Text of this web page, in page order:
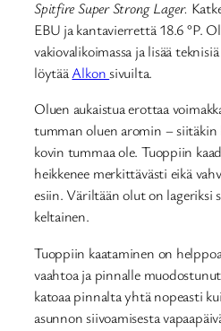
Spitfire Super Strong Lager.
EBU ja kantavierrettä 18.6 °P.
vakiovalikoimassa ja lisää
löytääAlkonsivuilta.
Oluen aukaistua erottaa
tumman oluen aromin –
kovin tummaa ole. Tuoppiin
heikkenee merkittävästi eikä
esiin. Väriltään olut on lageriksi
keltainen.
Tuoppiin kaataminen on
vaahtoa ja pinnalle
katoaa pinnalta yhtä nopeasti
asunnon siivoamisesta